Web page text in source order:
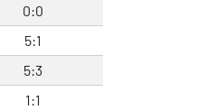
0:0
5:1
5:3
1:1